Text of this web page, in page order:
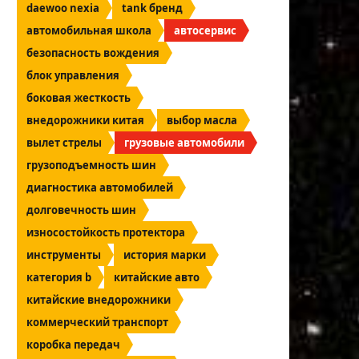
daewoo nexia
tank бренд
автомобильная школа
автосервис
безопасность вождения
блок управления
боковая жесткость
внедорожники китая
выбор масла
вылет стрелы
грузовые автомобили
грузоподъемность шин
диагностика автомобилей
долговечность шин
износостойкость протектора
инструменты
история марки
категория b
китайские авто
китайские внедорожники
коммерческий транспорт
коробка передач